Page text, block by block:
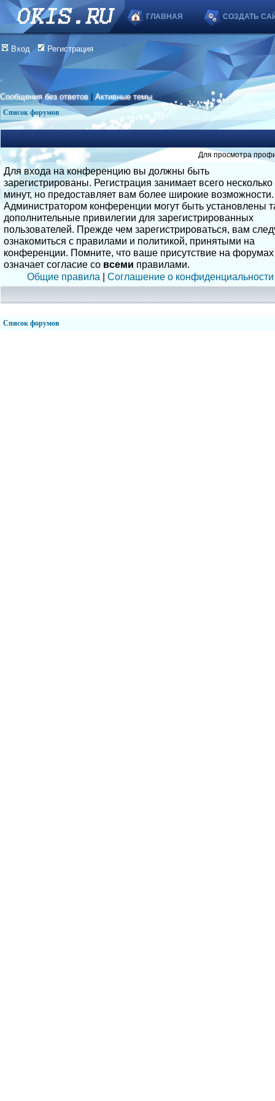
ГЛАВНАЯ СОЗДАТЬ
Вход Регистрация
Сообщения без ответов |Активные темы
Список форумов
Для просмотра
Для входа на конференцию вы должны быть
зарегистрированы. Регистрация занимает всего несколько
минут, но предоставляет вам более широкие возможности.
Администратором конференции могут быть установлены
дополнительные привилегии для зарегистрированных
пользователей. Прежде чем зарегистрироваться, вам
ознакомиться с правилами и политикой, принятыми на
конференции. Помните, что ваше присутствие на форумах
означает согласие со всеми правилами.
Общие правила | Соглашение о конфиденциальности
Список форумов